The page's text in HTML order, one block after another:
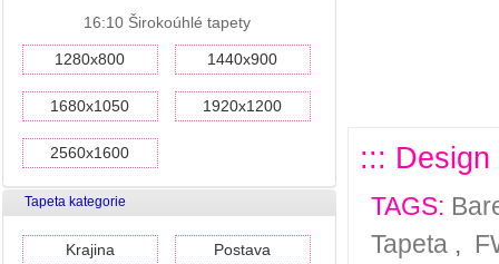
16:10 Širokoúhlé tapety
1280x800 1440x900
1680x1050 1920x1200
2560x1600
Tapeta kategorie
Krajina Postava
:::
TAGS:
Tapeta ,